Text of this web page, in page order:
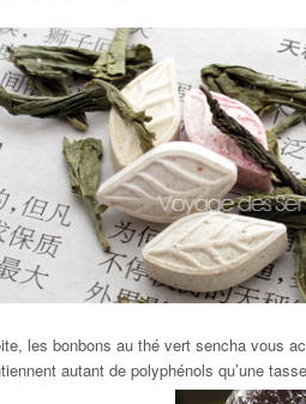
les bonbons au thé vert sencha vous
autant de polyphénols qu’une